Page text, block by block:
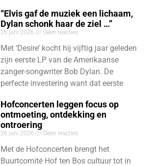
“Elvis gaf de muziek een lichaam,
Dylan schonk haar de ziel …”
26 juni 2026 Geen reacties
Met ‘Desire’ kocht hij vijftig jaar geleden
zijn eerste LP van de Amerikaanse
zanger-songwriter Bob Dylan. De
perfecte investering want dat eerste
Hofconcerten leggen focus op
ontmoeting, ontdekking en
ontroering
26 juni 2026 Geen reacties
Met de Hofconcerten brengt het
Buurtcomité Hof ten Bos cultuur tot in